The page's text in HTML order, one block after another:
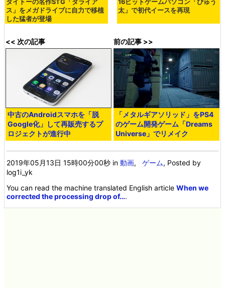
タイトーの名作STG「ダライア
ス」をメガドライブに自力で移植
した猛者が登場
16ビットゲームパソコン「ぴゅう
太」で初代イースを再現
<< 次の記事
中古のAndroidスマホを「脱
Google化」して再販売するプ
ロジェクトが進行中
前の記事 >>
「メタルギアソリッド」をPS4
のゲーム開発ゲーム「Dreams
Universe」でリメイク
2019年05月13日 15時00分00秒 in動画,ゲーム, Posted by
log1i_yk
You can read the machine translated English articleWhen we
corrected the processing drop of….